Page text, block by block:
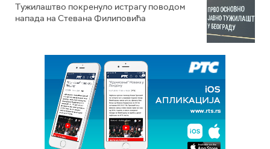
Тужилаштво покренуло истрагу поводом
напада на Стевана Филиповића